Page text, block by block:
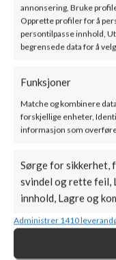
annonsering, Bruke
Opprette profiler for å
persontilpasse innhold,
begrensede data for å
Funksjoner
Matche og kombinere
forskjellige enheter,
informasjon som
Sørge for sikkerhet,
svindel og rette feil,
innhold, Lagre og
Administrer 1410
Endelokk til t-
– Norvai
SKU:he200tsl
MIN KONTO
PEISKONGEN AS
Forusparken 20, 4031